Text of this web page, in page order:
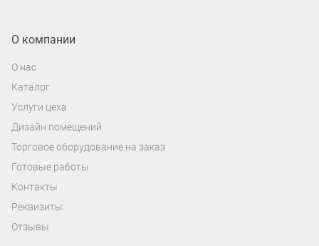
О компании
О нас
Каталог
Услуги цеха
Дизайн помещений
Торговое оборудование на заказ
Готовые работы
Контакты
Реквизиты
Отзывы